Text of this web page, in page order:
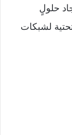
حلولٍ
لشبكات